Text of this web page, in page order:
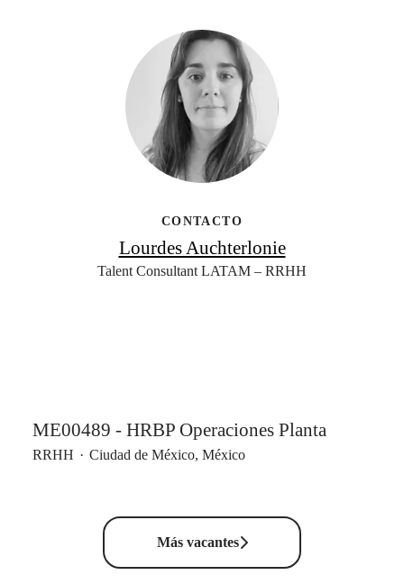
CONTACTO
Lourdes Auchterlonie
Talent Consultant LATAM – RRHH
ME00489 - HRBP Operaciones Planta
RRHH · Ciudad de México, México
Más vacantes